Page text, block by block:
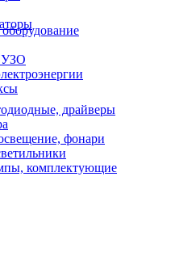
УЗО
драйверы
фонари
комплектующие